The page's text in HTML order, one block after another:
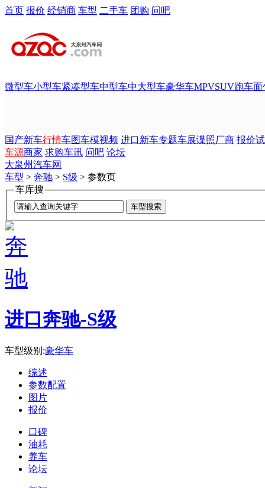
首页 报价 经销商 车型 二手车 团购 问吧
微型车小型车紧凑型车中型车中大型车豪华车MPVSUV跑车面
国产新车行情车图车模视频 进口新车专题车展谍照厂商 报价
车源商家 求购车讯 问吧 论坛
大泉州汽车网
车型 > 奔驰 > S级 > 参数页
车库搜
进口奔驰-S级
车型级别:豪华车
综述
参数配置
图片
报价
口碑
油耗
养车
论坛